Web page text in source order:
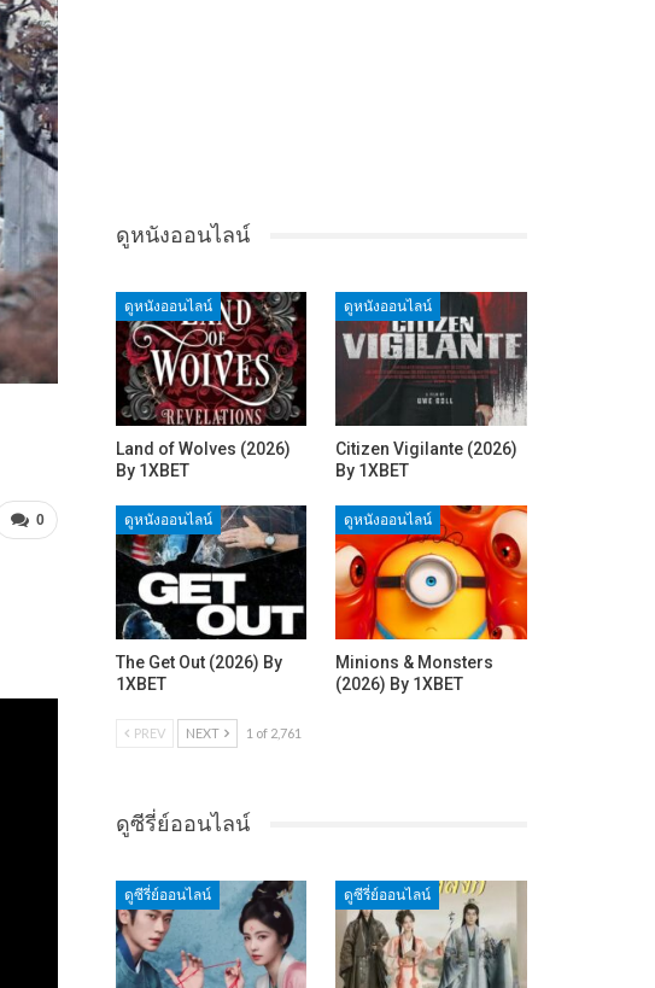
0
ดูหนังออนไลน์
ดูหนังออนไลน์
Land of Wolves (2026)
By 1XBET
ดูหนังออนไลน์
Citizen Vigilante (2026)
By 1XBET
ดูหนังออนไลน์
The Get Out (2026) By
1XBET
ดูหนังออนไลน์
Minions & Monsters
(2026) By 1XBET
PREV NEXT 1 of 2,761
ดูซีรี่ย์ออนไลน์
ดูซีรี่ย์ออนไลน์ ดูซีรี่ย์ออนไลน์